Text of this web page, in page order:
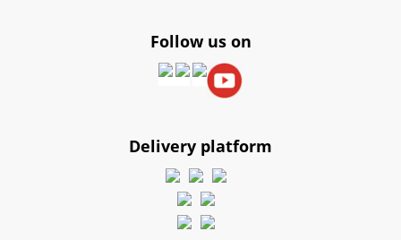
Follow us on
Delivery platform